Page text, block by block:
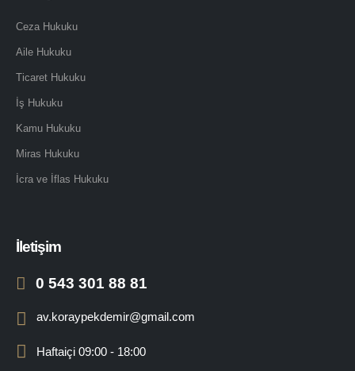
Ceza Hukuku
Aile Hukuku
Ticaret Hukuku
İş Hukuku
Kamu Hukuku
Miras Hukuku
İcra ve İflas Hukuku
İletişim
0 543 301 88 81
av.koraypekdemir@gmail.com
Haftaiçi 09:00 - 18:00